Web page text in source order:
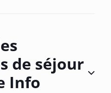
de séjour
Info